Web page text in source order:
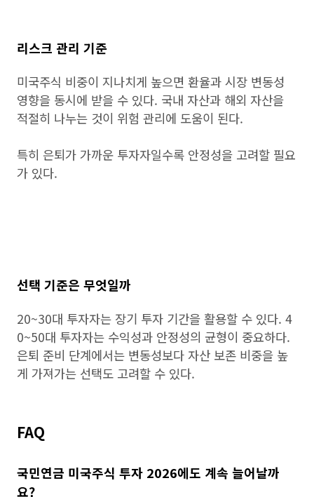
리스크 관리 기준
미국주식 비중이 지나치게 높으면 환율과 시장 변동성
영향을 동시에 받을 수 있다. 국내 자산과 해외 자산을
적절히 나누는 것이 위험 관리에 도움이 된다.
특히 은퇴가 가까운 투자자일수록 안정성을 고려할 필요
가 있다.
선택 기준은 무엇일까
20~30대 투자자는 장기 투자 기간을 활용할 수 있다. 4
0~50대 투자자는 수익성과 안정성의 균형이 중요하다.
은퇴 준비 단계에서는 변동성보다 자산 보존 비중을 높
게 가져가는 선택도 고려할 수 있다.
FAQ
국민연금 미국주식 투자 2026에도 계속 늘어날까
요?